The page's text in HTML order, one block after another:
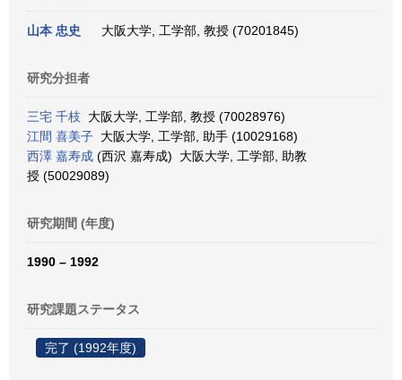
山本 忠史 大阪大学, 工学部, 教授 (70201845)
研究分担者
三宅 千枝 大阪大学, 工学部, 教授 (70028976)
江間 喜美子 大阪大学, 工学部, 助手 (10029168)
西澤 嘉寿成 (西沢 嘉寿成) 大阪大学, 工学部, 助教
授 (50029089)
研究期間 (年度)
1990 – 1992
研究課題ステータス
完了 (1992年度)